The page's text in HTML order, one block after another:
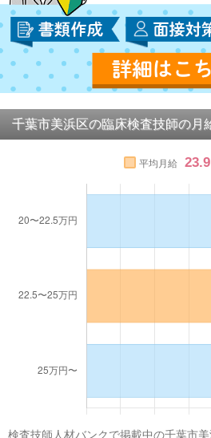
千葉市美浜区の臨床検査技師の月
平均月給 23.9
検査技師人材バンクで掲載中の千葉市